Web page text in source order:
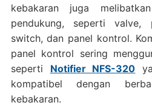
kebakaran juga
pendukung, seperti valve,
switch, dan panel kontrol.
panel kontrol sering
seperti Notifier NFS-320
kompatibel dengan
kebakaran.